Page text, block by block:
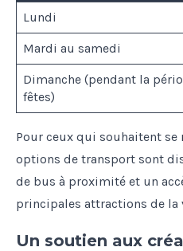
Lundi
Mardi au samedi
Dimanche (pendant la
fêtes)
Pour ceux qui souhaitent
options de transport sont
de bus à proximité et un
principales attractions de la
Un soutien aux